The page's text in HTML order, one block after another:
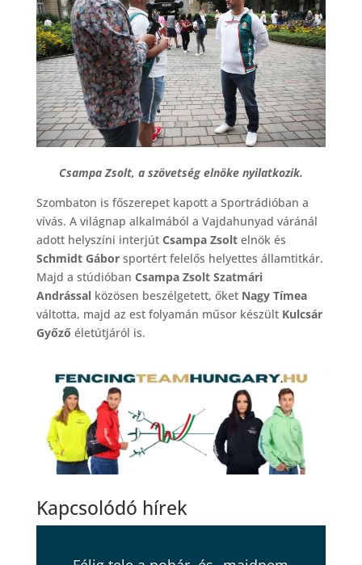
Csampa Zsolt, a szövetség elnöke nyilatkozik.
Szombaton is főszerepet kapott a Sportrádióban a
vívás. A világnap alkalmából a Vajdahunyad váránál
adott helyszíni interjút Csampa Zsoltelnök és
Schmidt Gáborsportért felelős helyettes államtitkár.
Majd a stúdióban Csampa Zsolt Szatmári
Andrással közösen beszélgetett, őket Nagy Tímea
váltotta, majd az est folyamán műsor készült Kulcsár
Győzőéletútjáról is.
Kapcsolódó hírek